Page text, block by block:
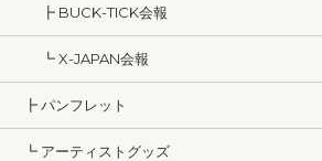
┣ BUCK-TICK会報
┗ X-JAPAN会報
┣ パンフレット
┗ アーティストグッズ